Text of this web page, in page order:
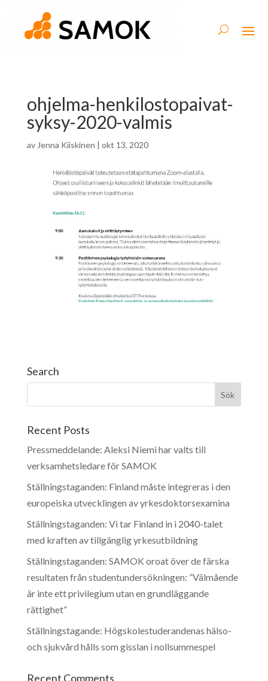
ohjelma-henkilostopaivat-
syksy-2020-valmis
av Jenna Kiiskinen | okt 13, 2020
Search
Recent Posts
Pressmeddelande: Aleksi Niemi har valts till
verksamhetsledare för SAMOK
Ställningstaganden: Finland måste integreras i den
europeiska utvecklingen av yrkesdoktorsexamina
Ställningstaganden: Vi tar Finland in i 2040-talet
med kraften av tillgänglig yrkesutbildning
Ställningstaganden: SAMOK oroat över de färska
resultaten från studentundersökningen: ”Välmående
är inte ett privilegium utan en grundläggande
rättighet”
Ställningstagande: Högskolestuderandenas hälso-
och sjukvård hålls som gisslan i nollsummespel
Recent Comments